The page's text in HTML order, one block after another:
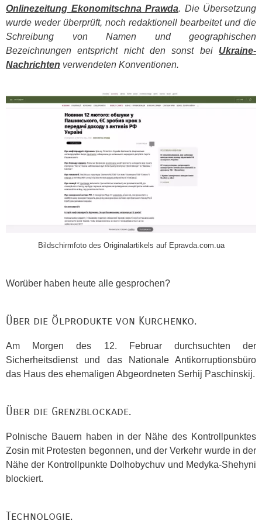
Onlinezeitung Ekonomitschna Prawda. Die Übersetzung
wurde weder überprüft, noch redaktionell bearbeitet und die
Schreibung von Namen und geographischen
Bezeichnungen entspricht nicht den sonst bei Ukraine-
Nachrichten verwendeten Konventionen.
Bildschirmfoto des Originalartikels auf Epravda.com.ua
Worüber haben heute alle gesprochen?
Über die Ölprodukte von Kurchenko.
Am Morgen des 12. Februar durchsuchten der
Sicherheitsdienst und das Nationale Antikorruptionsbüro
das Haus des ehemaligen Abgeordneten Serhij Paschinskij.
Über die Grenzblockade.
Polnische Bauern haben in der Nähe des Kontrollpunktes
Zosin mit Protesten begonnen, und der Verkehr wurde in der
Nähe der Kontrollpunkte Dolhobychuv und Medyka-Shehyni
blockiert.
Technologie.